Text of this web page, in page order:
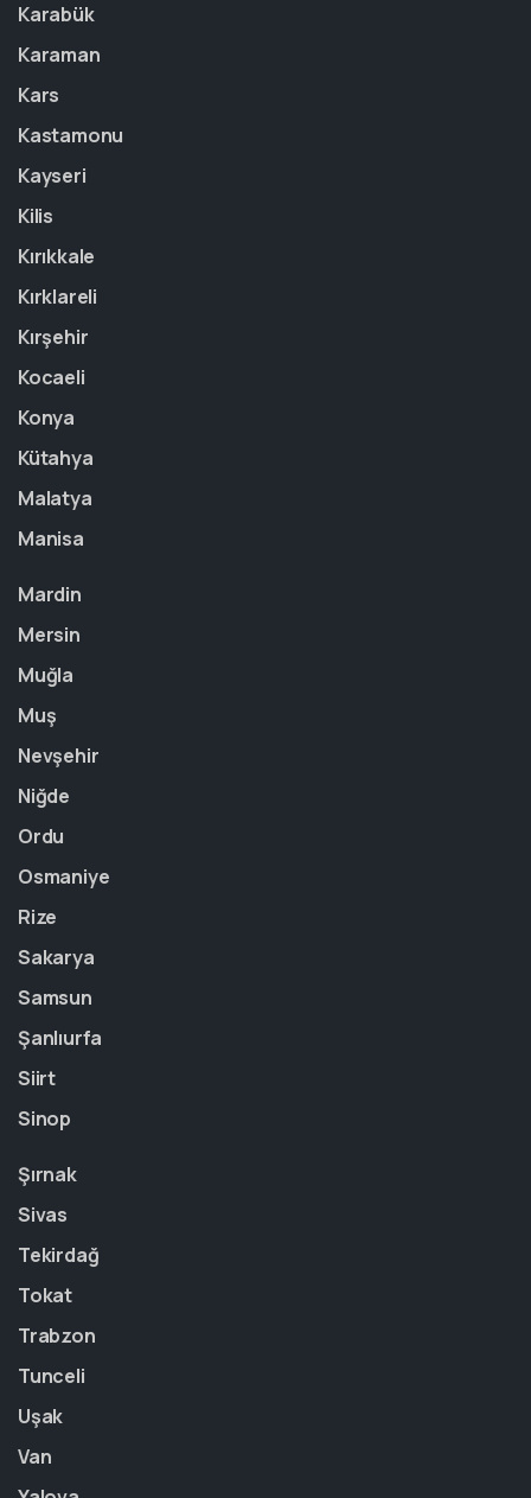
Karabük
Karaman
Kars
Kastamonu
Kayseri
Kilis
Kırıkkale
Kırklareli
Kırşehir
Kocaeli
Konya
Kütahya
Malatya
Manisa
Mardin
Mersin
Muğla
Muş
Nevşehir
Niğde
Ordu
Osmaniye
Rize
Sakarya
Samsun
Şanlıurfa
Siirt
Sinop
Şırnak
Sivas
Tekirdağ
Tokat
Trabzon
Tunceli
Uşak
Van